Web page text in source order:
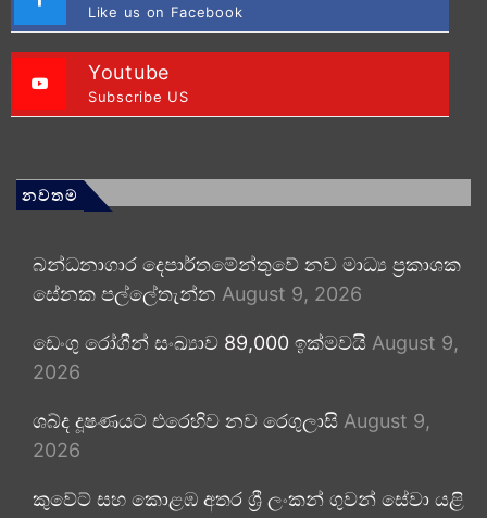
Like us on Facebook
Youtube
Subscribe US
නවතම
බන්ධනාගාර දෙපාර්තමේන්තුවේ නව මාධ්‍ය ප්‍රකාශක
සේනක පල්ලේතැන්න August 9, 2026
ඩෙංගු රෝගීන් සංඛ්‍යාව 89,000 ඉක්මවයි August 9,
2026
ශබ්ද දූෂණයට එරෙහිව නව රෙගුලාසි August 9,
2026
කුවේට් සහ කොළඹ අතර ශ්‍රී ලංකන් ගුවන් සේවා යළි